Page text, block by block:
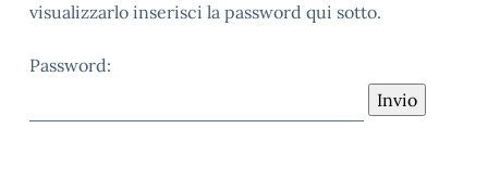
visualizzarlo inserisci la password qui sotto.
Password: